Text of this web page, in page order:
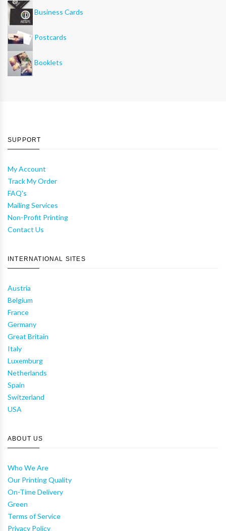
Business Cards
Postcards
Booklets
SUPPORT
My Account
Track My Order
FAQ's
Mailing Services
Non-Profit Printing
Contact Us
INTERNATIONAL SITES
Austria
Belgium
France
Germany
Great Britain
Italy
Luxemburg
Netherlands
Spain
Switzerland
USA
ABOUT US
Who We Are
Our Printing Quality
On-Time Delivery
Green
Terms of Service
Privacy Policy